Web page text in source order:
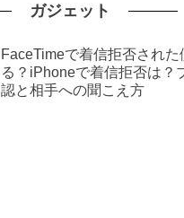
ガジェット
FaceTimeで着信拒否された
る？iPhoneで着信拒否は？
認と相手への聞こえ方